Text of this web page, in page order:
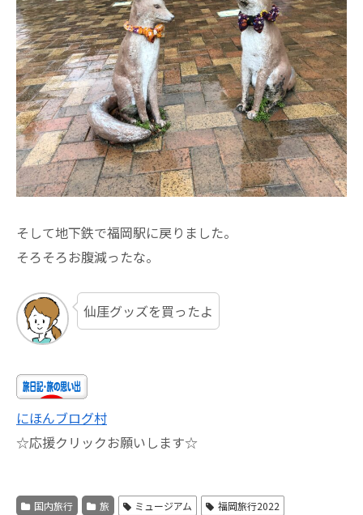
そして地下鉄で福岡駅に戻りました。
そろそろお腹減ったな。
仙厓グッズを買ったよ
にほんブログ村
☆応援クリックお願いします☆
国内旅行 旅 ミュージアム 福岡旅行2022